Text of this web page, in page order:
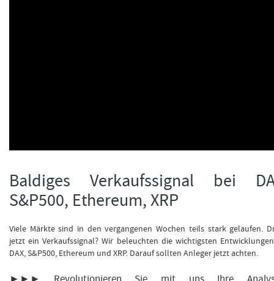
Baldiges Verkaufssignal bei
S&P500, Ethereum, XRP
Viele Märkte sind in den vergangenen Wochen teils stark gelaufen.
jetzt ein Verkaufssignal? Wir beleuchten die wichtigsten
DAX, S&P500, Ethereum und XRP. Darauf sollten Anleger jetzt achten.